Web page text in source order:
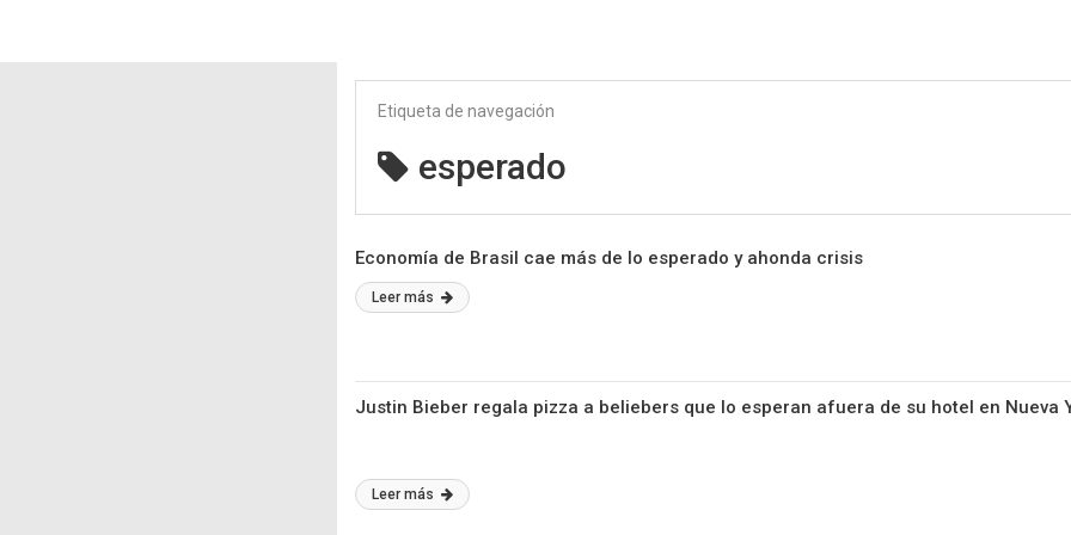
Etiqueta de navegación
esperado
Economía de Brasil cae más de lo esperado y ahonda crisis
Leer más
Justin Bieber regala pizza a beliebers que lo esperan afuera de su hotel en Nueva
Leer más